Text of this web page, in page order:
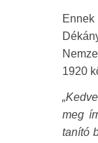
1920
meg
tanító